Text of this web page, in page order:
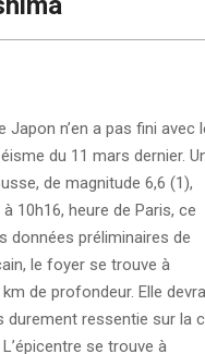
Japon n’en a pas fini avec
du 11 mars dernier.
de magnitude 6,6 (1),
10h16, heure de Paris, ce
données préliminaires de
le foyer se trouve à
de profondeur. Elle
durement ressentie sur la
se trouve à